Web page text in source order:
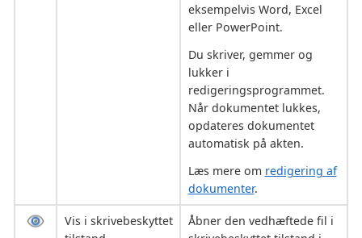
eksempelvis Word, Excel
eller PowerPoint.
Du skriver, gemmer og
lukker i
redigeringsprogrammet.
Når dokumentet lukkes,
opdateres dokumentet
automatisk på akten.
Læs mere om redigering af
dokumenter.
Vis i skrivebeskyttet
Åbner den vedhæftede fil i